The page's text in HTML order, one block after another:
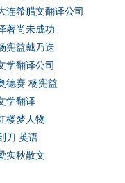
连希腊文翻译公司
著尚未成功
宪益戴乃迭
学翻译公司
德赛 杨宪益
学翻译
楼梦人物
刀 英语
实秋散文